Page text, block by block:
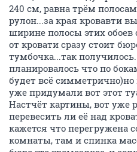
240 см, равна трём
рулон...за края кровавти
ширине полосы этих обоев
от кровати сразу стоит
тумбочка...так
планировалось что по
будет всё
уже придумали вот этот
Настчёт картины, вот уже
перевесить ли её над
кажется что перегружена
комнаты, там и спинка